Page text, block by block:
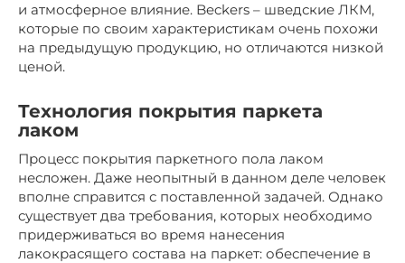
и атмосферное влияние. Beckers – шведские ЛКМ,
которые по своим характеристикам очень похожи
на предыдущую продукцию, но отличаются низкой
ценой.
Технология покрытия паркета
лаком
Процесс покрытия паркетного пола лаком
несложен. Даже неопытный в данном деле человек
вполне справится с поставленной задачей. Однако
существует два требования, которых необходимо
придерживаться во время нанесения
лакокрасящего состава на паркет: обеспечение в